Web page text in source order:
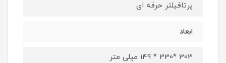
پرتافیلتر حرفه ای
ابعاد
303 *330 * 149 میلی متر